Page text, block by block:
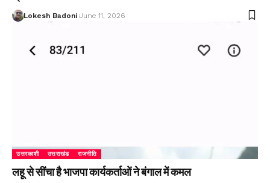
Lokesh Badoni June 11, 2026
उत्तरकाशी उत्तराखंड राजनीति
लहू से सींचा है भाजपा कार्यकर्ताओं ने बंगाल में कमल